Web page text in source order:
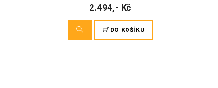
2.494,- Kč
DO KOŠÍKU